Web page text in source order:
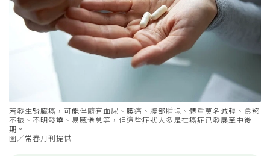
若發生腎臟癌，可能伴隨有血尿、腰痛、腹部腫塊、體重莫名減輕、食慾
不振、不明發燒、易感倦怠等，但這些症狀大多是在癌症已發展至中後
期。
圖／常春月刊提供